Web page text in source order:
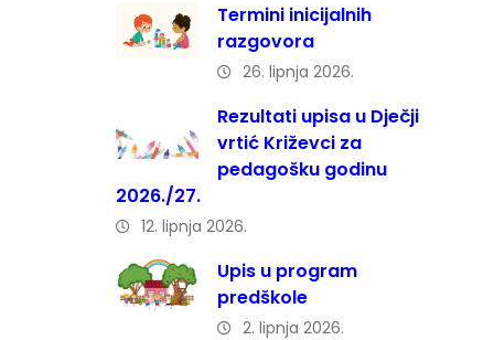
Termini inicijalnih
razgovora
26. lipnja 2026.
Rezultati upisa u Dječji
vrtić Križevci za
pedagošku godinu
2026./27.
12. lipnja 2026.
Upis u program
predškole
2. lipnja 2026.